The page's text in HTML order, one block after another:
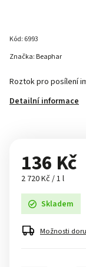
Kód: 6993
Roztok pro posílení
Detailní informace
Značka: Beaphar
136 Kč
2 720 Kč / 1 l
Skladem
Možnosti